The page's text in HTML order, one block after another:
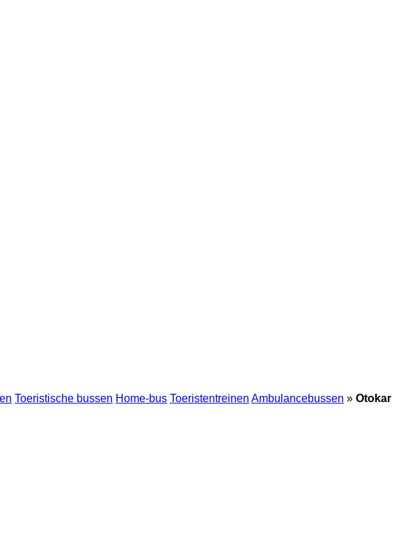
Toeristische bussen Home-bus Toeristentreinen Ambulancebussen » Otokar